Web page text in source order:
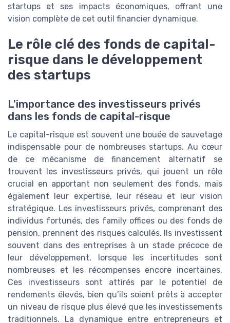
startups et ses impacts économiques, offrant une
vision complète de cet outil financier dynamique.
Le rôle clé des fonds de capital-
risque dans le développement
des startups
L'importance des investisseurs privés
dans les fonds de capital-risque
Le capital-risque est souvent une bouée de sauvetage
indispensable pour de nombreuses startups. Au cœur
de ce mécanisme de financement alternatif se
trouvent les investisseurs privés, qui jouent un rôle
crucial en apportant non seulement des fonds, mais
également leur expertise, leur réseau et leur vision
stratégique. Les investisseurs privés, comprenant des
individus fortunés, des family offices ou des fonds de
pension, prennent des risques calculés. Ils investissent
souvent dans des entreprises à un stade précoce de
leur développement, lorsque les incertitudes sont
nombreuses et les récompenses encore incertaines.
Ces investisseurs sont attirés par le potentiel de
rendements élevés, bien qu’ils soient prêts à accepter
un niveau de risque plus élevé que les investissements
traditionnels. La dynamique entre entrepreneurs et